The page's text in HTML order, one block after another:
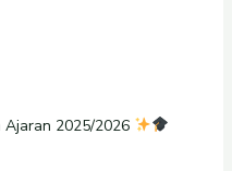
2025/2026